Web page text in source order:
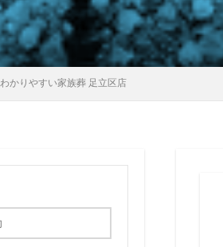
わかりやすい家族葬 足立区店